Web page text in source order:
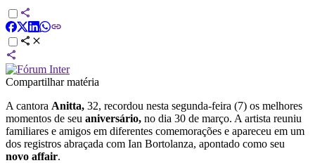
Compartilhar matéria
A cantora Anitta, 32, recordou nesta segunda-feira (7) os melhores
momentos de seu aniversário, no dia 30 de março. A artista reuniu
familiares e amigos em diferentes comemorações e apareceu em um
dos registros abraçada com Ian Bortolanza, apontado como seu
novo affair.